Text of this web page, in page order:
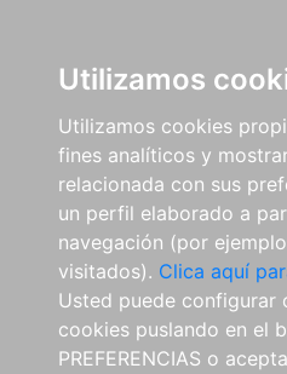
Utilizamos
Utilizamos cookies
fines analíticos y
relacionada con sus
un perfil elaborado a
navegación (por
visitados). Clica aquí
Usted puede configurar
cookies puslando en el
PREFERENCIAS o